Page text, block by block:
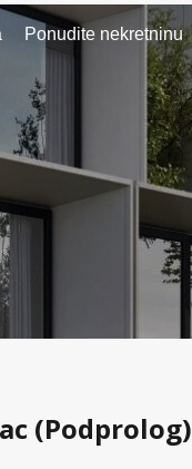
Ponudite nekretninu
(Podprolog)